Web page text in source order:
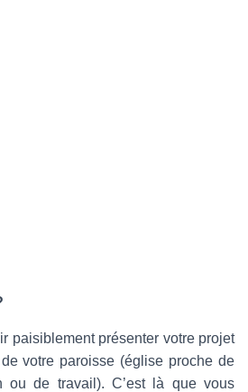
paisiblement présenter votre projet
votre paroisse (église proche de
ou de travail). C’est là que vous